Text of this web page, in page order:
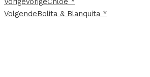
VolgendeBolita & Blanquita *